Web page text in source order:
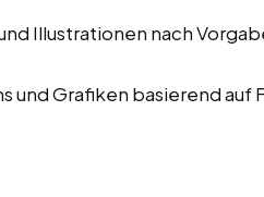
Illustrationen nach
und Grafiken basierend auf